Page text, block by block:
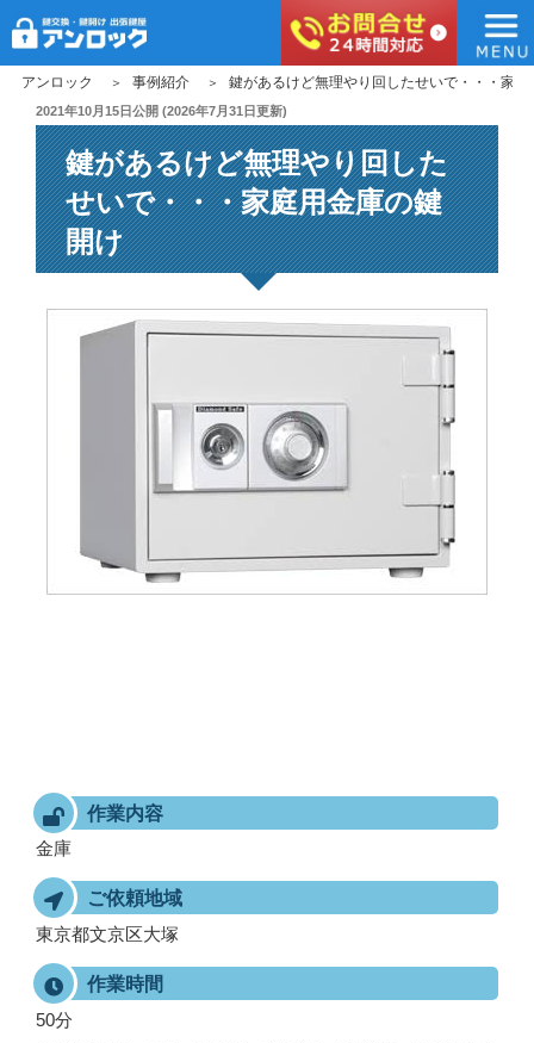
アンロック
アンロック 事例紹介 鍵があるけど無理やり回したせいで・・・家庭
投
稿
日:
2021年10月15日公開 (2026年7月31日更新)
鍵があるけど無理やり回した
せいで・・・家庭用金庫の鍵
開け
作業内容
金庫
ご依頼地域
東京都文京区大塚
作業時間
50分